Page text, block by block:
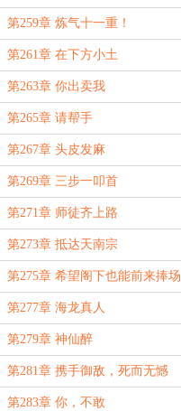
第259章 炼气十一重！
第261章 在下方小土
第263章 你出卖我
第265章 请帮手
第267章 头皮发麻
第269章 三步一叩首
第271章 师徒齐上路
第273章 抵达天南宗
第275章 希望阁下也能前来捧场
第277章 海龙真人
第279章 神仙醉
第281章 携手御敌，死而无憾
第283章 你，不敢